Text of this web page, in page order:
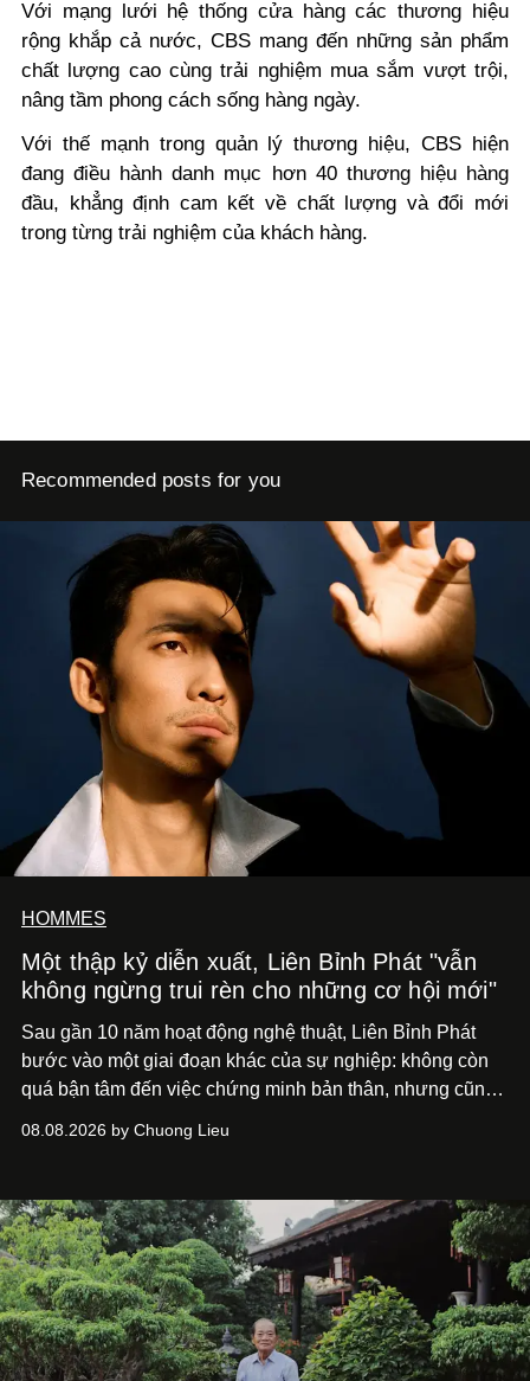
Với mạng lưới hệ thống cửa hàng các thương hiệu
rộng khắp cả nước, CBS mang đến những sản phẩm
chất lượng cao cùng trải nghiệm mua sắm vượt trội,
nâng tầm phong cách sống hàng ngày.
Với thế mạnh trong quản lý thương hiệu, CBS hiện
đang điều hành danh mục hơn 40 thương hiệu hàng
đầu, khẳng định cam kết về chất lượng và đổi mới
trong từng trải nghiệm của khách hàng.
Recommended posts for you
HOMMES
Một thập kỷ diễn xuất, Liên Bỉnh Phát "vẫn
không ngừng trui rèn cho những cơ hội mới"
Sau gần 10 năm hoạt động nghệ thuật, Liên Bỉnh Phát
bước vào một giai đoạn khác của sự nghiệp: không còn
quá bận tâm đến việc chứng minh bản thân, nhưng cũng
phim điện ảnh trong nửa đầu 2026 đến hành trình trở lại
bằng một tâm thế điềm tĩnh hơn. Anh tiếp tục học hỏi, trau
dồi và chờ đợi những vai diễn đủ sức đưa mình đến
những vùng đất mới. Ở tuổi ngoài 30, điều anh theo đuổi
không phải những đích đến quá lớn, mà là khả năng luôn
tiến về phía trước.
08.08.2026 by Chuong Lieu